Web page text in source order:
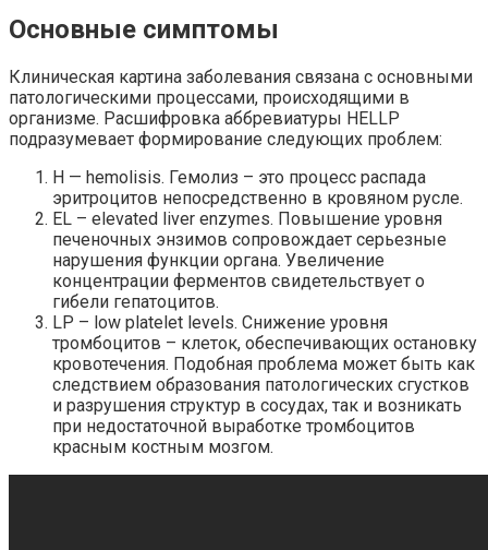
Основные симптомы
Клиническая картина заболевания связана с основными
патологическими процессами, происходящими в
организме. Расшифровка аббревиатуры HELLP
подразумевает формирование следующих проблем:
H — hemolisis. Гемолиз – это процесс распада
эритроцитов непосредственно в кровяном русле.
EL – elevated liver enzymes. Повышение уровня
печеночных энзимов сопровождает серьезные
нарушения функции органа. Увеличение
концентрации ферментов свидетельствует о
гибели гепатоцитов.
LP – low platelet levels. Снижение уровня
тромбоцитов – клеток, обеспечивающих остановку
кровотечения. Подобная проблема может быть как
следствием образования патологических сгустков
и разрушения структур в сосудах, так и возникать
при недостаточной выработке тромбоцитов
красным костным мозгом.